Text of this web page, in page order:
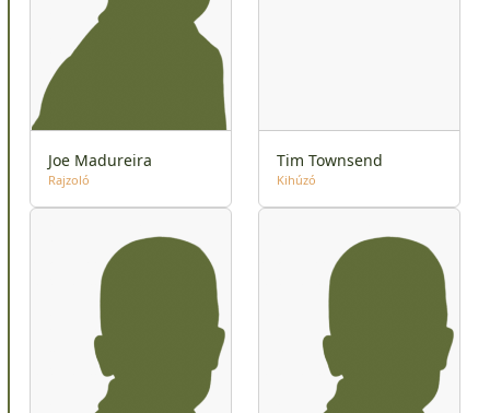
Joe Madureira
Rajzoló
Tim Townsend
Kihúzó